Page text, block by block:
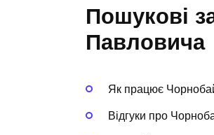
Пошукові
Павловича
Як працює
Відгуки про